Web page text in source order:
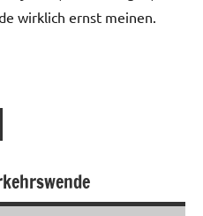
wirklich ernst meinen.